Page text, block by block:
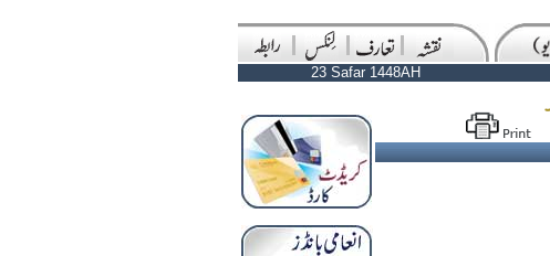
23 Safar 1448AH